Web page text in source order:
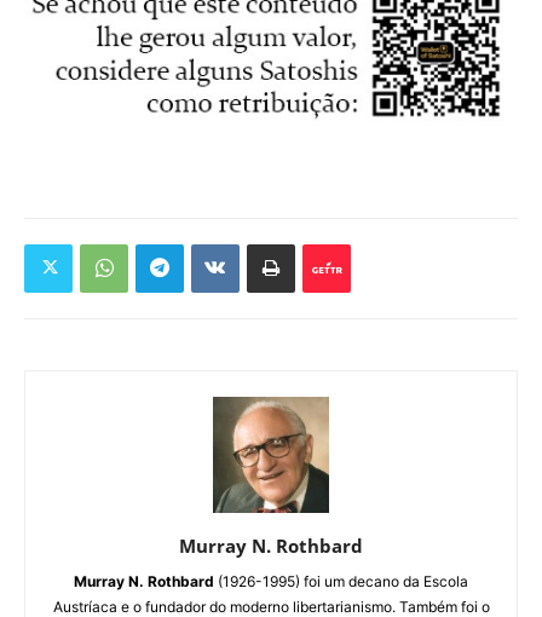
Murray N. Rothbard
Murray N. Rothbard (1926-1995) foi um decano da Escola
Austríaca e o fundador do moderno libertarianismo. Também foi o